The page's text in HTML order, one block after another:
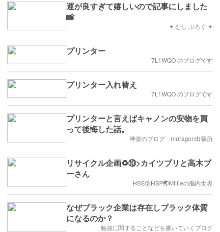
運が良すぎて嬉しいので記事にしました
📸
✦ むし ぶろぐ ✦
プリンター
7L1WQO のブログです
プリンター入れ替え
7L1WQO のブログです
プリンターと言えばキャノンの安物を買
って後悔した話。
神楽のブログ muragon出張所
リサイクル企画♻️⑩>カイツブリと高木ブ
ーさん
HSS型HSP🌏Millieの脳内世界
なぜブラック企業は存在しブラック体質
になるのか？
勉強に関することなどを書いていくブログ